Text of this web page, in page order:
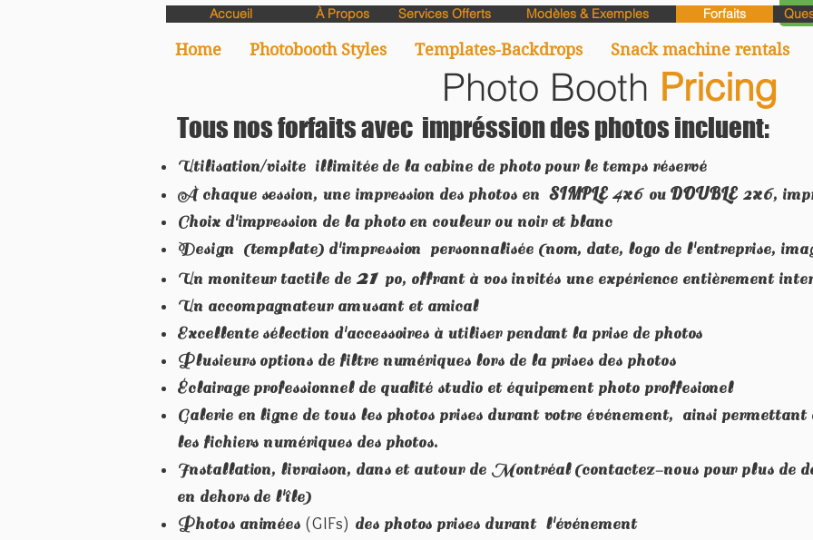
Home Photobooth Styles Templates-Backdrops Snack machine rentals
À Propos Services Offerts Modèles & Exemples Forfaits
Accueil
Photo Booth Pricing
Tous nos forfaits avec impréssion des photos incluent:
Utilisation/visite illimitée de la cabine de photo pour le temps réservé
À chaque session, une impression des photos en SIMPLE 4x6ouDOUBLE 2x6,
Choix d'impression de la photo en couleur ou noir et blanc
Design (template) d'impression personnalisée (nom, date, logo de l'entreprise,
Un moniteur tactile de 21 po, offrant à vos invités une expérience entièrement
Un accompagnateur amusant et amical
Excellente sélection d'accessoires à utiliser pendant la prise de photos
Plusieurs options de filtre numériques lors de la prises des photos
Éclairage professionnel de qualité studio et équipement photo proffesionel
Galerie en ligne de tous les photos prises durant votre événement, ainsi
les fichiers numériques des photos.
Installation, livraison, dans et autour de Montréal (contactez-nous pour plus de
en dehors de l'île)
Photos animées (GIFs) des photos prises durant l'événement